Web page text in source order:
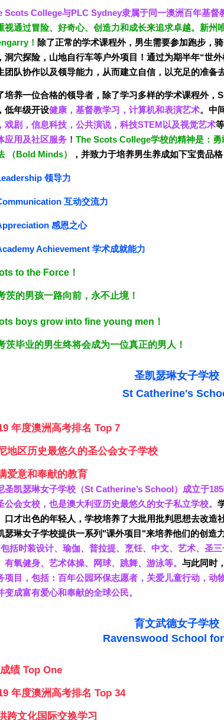
Scots College与PLC Sydney隶属于同一澳洲百年基督
视通过冒险、好奇心、创造力和成长来追求卓越。 新州
！ 除了正常的学术课程外，男生需要参加跑步，
洞穴探险，山地自行车等户外项目！通过为期半年“世
团队协作以及领导能力，从而建立自信，以充足的准备
培养一位合格的领导者，除了学习多样的学术课程外，
低年级开设健康，基督教学习，计算机和表演艺术。 中
戏剧，信息科技，公共演说，科技STEM以及视觉艺术
应用及社区服务 ！ The Scots College学校的精神是：
（Bold Minds）
，并致力于培养男生养成如下宝贵品
领导力
互动交流力
感恩之心
Achievement 学术成就能力
to the Force！
茨的男孩一路向前，永不止境！
boys grow into fine young men！
茨毕业的男生终将会成为一位真正的男人！
圣凯瑟琳女子学校
St Catherine's
年度澳洲高考排名 Top 7
地区历史最悠久的圣公会女子学校
爱意和奉献的教育
圣凯瑟琳女子学校（St Catherine’s School）成立于
公会女校，也是澳大利亚历史最悠久的女子私立学校。
口才出色的年轻人，学校培养了大批用批判思想去改造
瑟琳女子学校提供一系列"课外项目 "来培养他们的创造
包括时装设计、瑜伽、普拉提、烹饪、中文、艺术、圣
有氧健身、艺术体操、网球、跳舞、游泳等。 与此同时
项目，包括：百年公园环保志愿者，关爱儿童行动，动
变成富有爱心和奉献的全球公民。
育文武德女子学校
Ravenswood School
绩 Top One
年度澳洲高考排名 Top 34
跨文化国际交换学习